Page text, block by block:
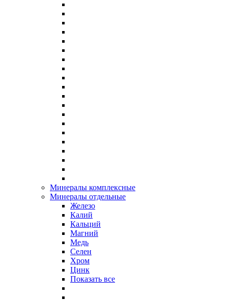
Минералы комплексные
Минералы отдельные
Железо
Калий
Кальций
Магний
Медь
Селен
Хром
Цинк
Показать все